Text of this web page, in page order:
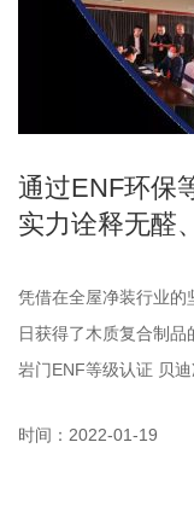
通过ENF环保
实力诠释无醛
凭借在全屋净装行业的坚持， 8090贝迪净装松岩门、
日获得了木质复合制品的 最高环保等级ENF级权威认证 贝迪净
岩门
时间：2022-01-19